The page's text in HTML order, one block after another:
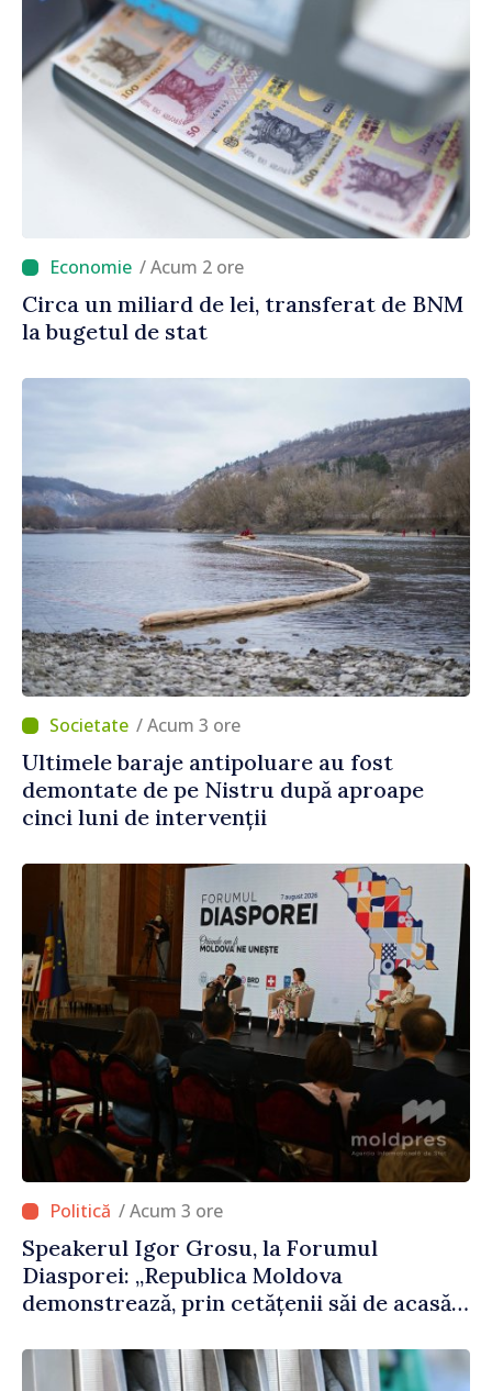
/ Acum 2 ore
Circa un miliard de lei, transferat de BNM
la bugetul de stat
/ Acum 3 ore
Ultimele baraje antipoluare au fost
demontate de pe Nistru după aproape
cinci luni de intervenții
/ Acum 3 ore
Speakerul Igor Grosu, la Forumul
Diasporei: „Republica Moldova
demonstrează, prin cetățenii săi de acasă
parte a marii familii europene”